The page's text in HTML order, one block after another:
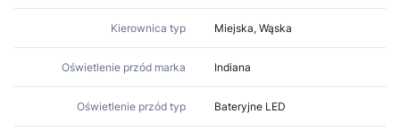
Kierownica typ Miejska, Wąska
Oświetlenie przód marka Indiana
Oświetlenie przód typ Bateryjne LED